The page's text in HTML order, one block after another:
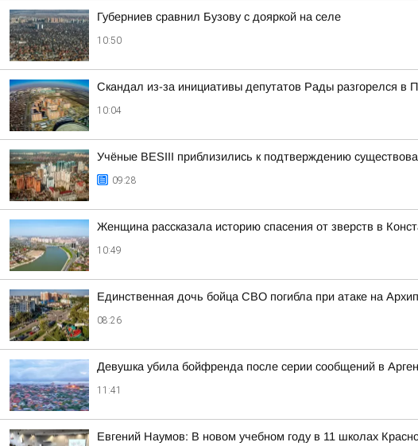
Губерниев сравнил Бузову с дояркой на селе
10:50
Скандал из-за инициативы депутатов Рады разгорелся в
10:04
Учёные BESIII приблизились к подтверждению
09:28
Женщина рассказала историю спасения от зверств в
10:49
Единственная дочь бойца СВО погибла при атаке на
08:26
Девушка убила бойфренда после серии сообщений в
11:41
Евгений Наумов: В новом учебном году в 11 школах